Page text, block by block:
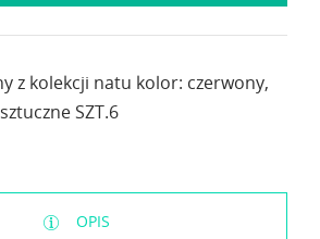
z kolekcji natu kolor: czerwony,
SZT.6
OPIS